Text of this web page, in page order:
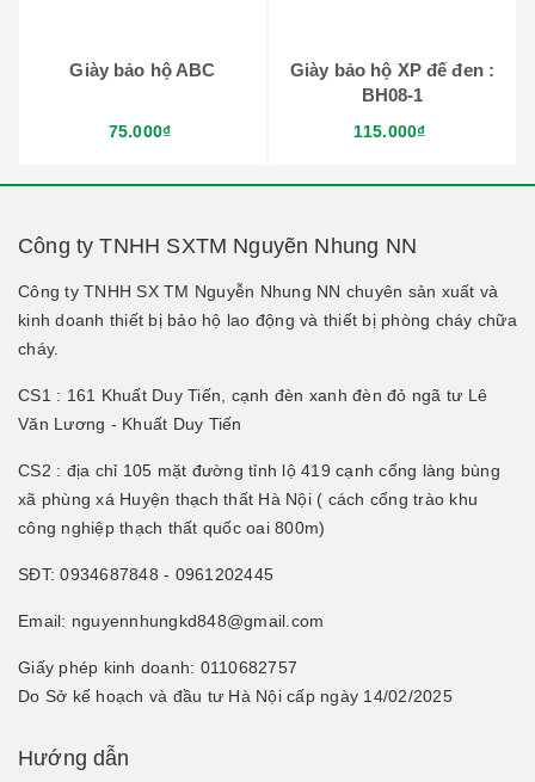
Giày bảo hộ ABC
75.000₫
Giày bảo hộ XP đế đen :
BH08-1
115.000₫
Công ty TNHH SXTM Nguyẽn Nhung NN
Công ty TNHH SX TM Nguyễn Nhung NN chuyên sản xuất và
kinh doanh thiết bị bảo hộ lao động và thiết bị phòng cháy chữa
cháy.
CS1 : 161 Khuất Duy Tiến, cạnh đèn xanh đèn đỏ ngã tư Lê
Văn Lương - Khuất Duy Tiến
CS2 : địa chỉ 105 mặt đường tỉnh lộ 419 cạnh cổng làng bùng
xã phùng xá Huyện thạch thất Hà Nội ( cách cổng trào khu
công nghiệp thạch thất quốc oai 800m)
SĐT: 0934687848 - 0961202445
Email: nguyennhungkd848@gmail.com
Giấy phép kinh doanh: 0110682757
Do Sở kế hoạch và đầu tư Hà Nội cấp ngày 14/02/2025
Hướng dẫn